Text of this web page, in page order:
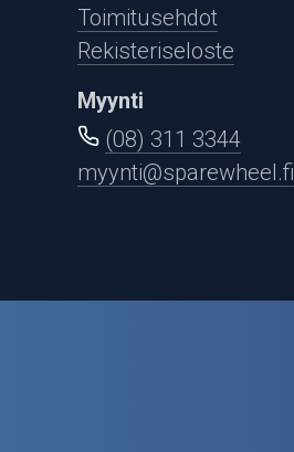
Ajovarusteet
Nastarenkaat
Renkaat ja vanteet
Öljyt ja kemikaalit
Outlet-tuotteet
Toimitusehdot
Rekisteriseloste
Myynti
(08) 311 3344
myynti@sparewheel.fi